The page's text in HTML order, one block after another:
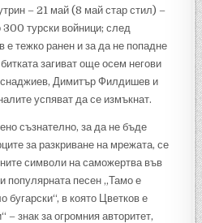
– 21 май (8 май стар стил) –
300 турски войници; след
е тежко ранен и за да не попадне
загиват още осем негови
Димитър Филдишев и
успяват да се измъкнат.
съзнателно, за да не бъде
за разкриване на мрежата, се
символи на саможертва във
популярната песен „Тамо е
бугарски“, в която Цветков е
– знак за огромния авторитет,